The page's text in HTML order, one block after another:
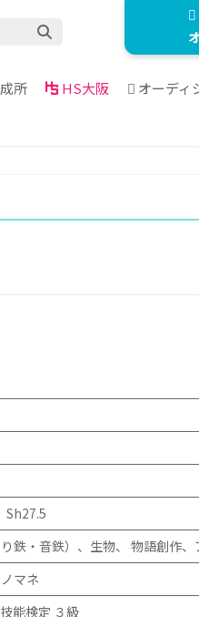
所 HS大阪 オーディ
鉄・音鉄）、生物、 物語創作、
マネ
能検定 ３級